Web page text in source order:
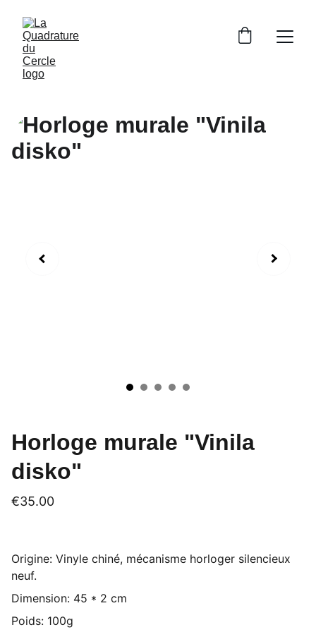
Horloge murale "Vinila
disko"
€35.00
Origine: Vinyle chiné, mécanisme horloger silencieux
neuf.
Dimension: 45 * 2 cm
Poids: 100g